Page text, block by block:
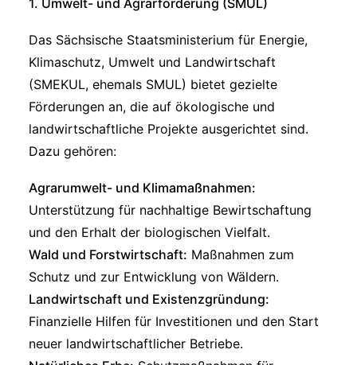
1. Umwelt- und Agrarförderung (SMUL)
Das Sächsische Staatsministerium für Energie,
Klimaschutz, Umwelt und Landwirtschaft
(SMEKUL, ehemals SMUL) bietet gezielte
Förderungen an, die auf ökologische und
landwirtschaftliche Projekte ausgerichtet sind.
Dazu gehören:
Agrarumwelt- und Klimamaßnahmen:
Unterstützung für nachhaltige Bewirtschaftung
und den Erhalt der biologischen Vielfalt.
Wald und Forstwirtschaft: Maßnahmen zum
Schutz und zur Entwicklung von Wäldern.
Landwirtschaft und Existenzgründung:
Finanzielle Hilfen für Investitionen und den Start
neuer landwirtschaftlicher Betriebe.